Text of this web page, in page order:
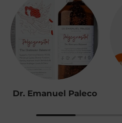
Dr. Emanuel Paleco